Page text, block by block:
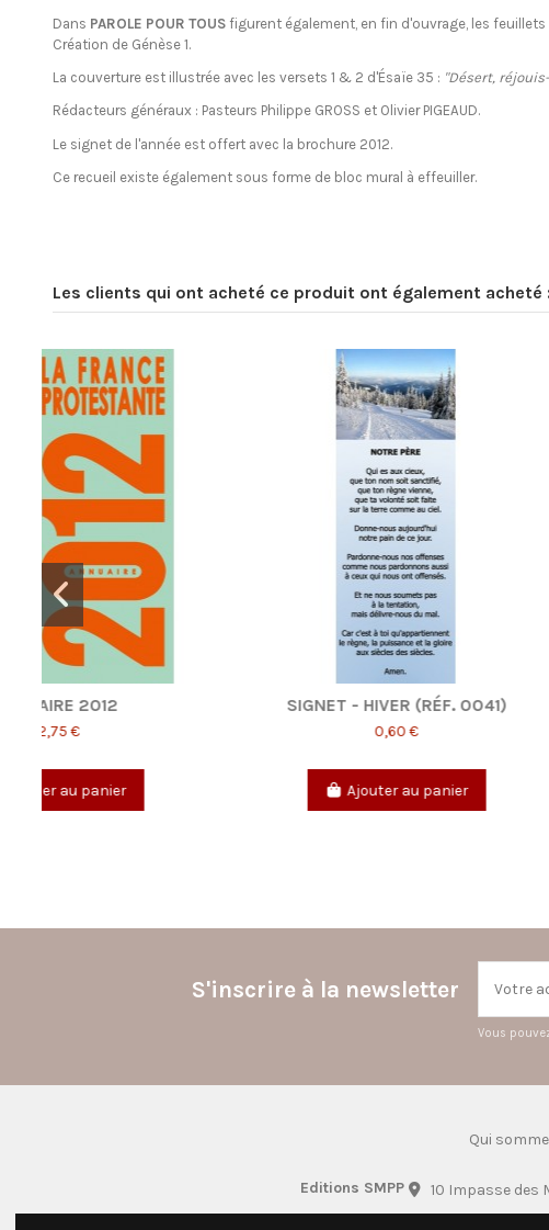
Dans PAROLE POUR TOUSfigurent également, en fin d'ouvrage, les feuillets
Création de Génèse 1.
La couverture est illustrée avec les versets 1 & 2 d'Ésaïe 35 : "Désert,
Rédacteurs généraux : Pasteurs Philippe GROSS et Olivier PIGEAUD.
Le signet de l'annéeest offert avec la brochure 2012.
Ce recueil existe également sous forme de bloc mural à effeuiller.
Les clients qui ont acheté ce produit ont également acheté
SIGNET - AUTOMNE (RÉF. 0040) SIGNET -
S'inscrire à la newsletter
Vous
Qui
Editions SMPP 10 Impasse des